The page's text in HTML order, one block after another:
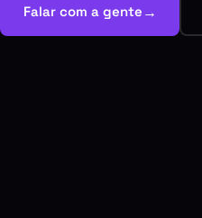
Falar com a gente →